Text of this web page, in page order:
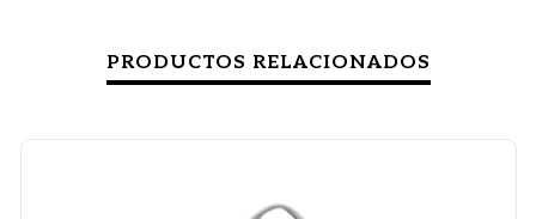
PRODUCTOS RELACIONADOS